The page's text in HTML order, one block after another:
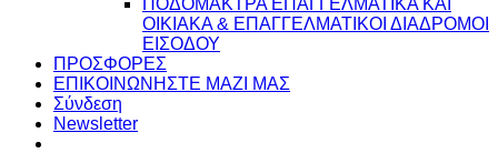
ΠΟΔΟΜΑΚΤΡΑ ΕΠΑΓΓΕΛΜΑΤΙΚΑ ΚΑΙ
ΟΙΚΙΑΚΑ & ΕΠΑΓΓΕΛΜΑΤΙΚΟΙ ΔΙΑΔΡΟΜΟΙ
ΕΙΣΟΔΟΥ
ΠΡΟΣΦΟΡΕΣ
ΕΠΙΚΟΙΝΩΝΗΣΤΕ ΜΑΖΙ ΜΑΣ
Σύνδεση
Newsletter